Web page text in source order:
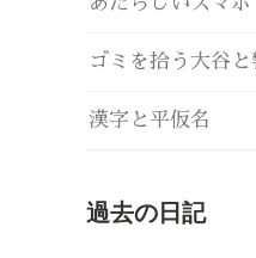
ゴミを拾う大谷
漢字と平仮名
過去の日記